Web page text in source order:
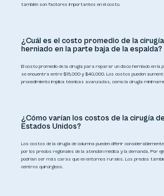
también son factores importantes en el costo.
¿Cuál es el costo promedio de la
herniado en la parte baja de la espalda?
El costo promedio de la cirugía para reparar un disco herniado en la
se encuentra entre $15,000 y $40,000. Los costos pueden
procedimiento implica técnicas avanzadas, como la cirugía
¿Cómo varían los costos de la cirugía
Estados Unidos?
Los costos de la cirugía de columna pueden diferir
por los precios regionales de la atención médica y la demanda. Por
podrían ser más caras que en entornos rurales. Los precios
centros quirúrgicos.